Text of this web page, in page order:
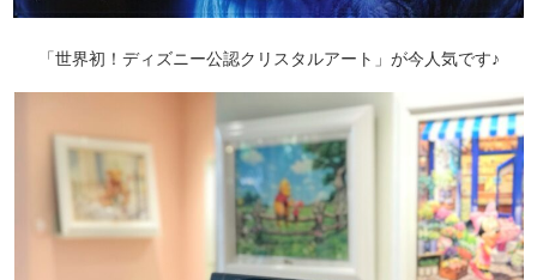
「世界初！ディズニー公認クリスタルアート」が今人気です♪